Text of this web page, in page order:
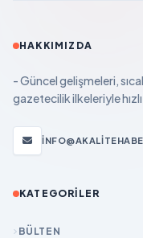
HAKKIMIZDA
- Güncel gelişmeleri,
gazetecilik ilkeleriyle
KATEGORILER
BÜLTEN